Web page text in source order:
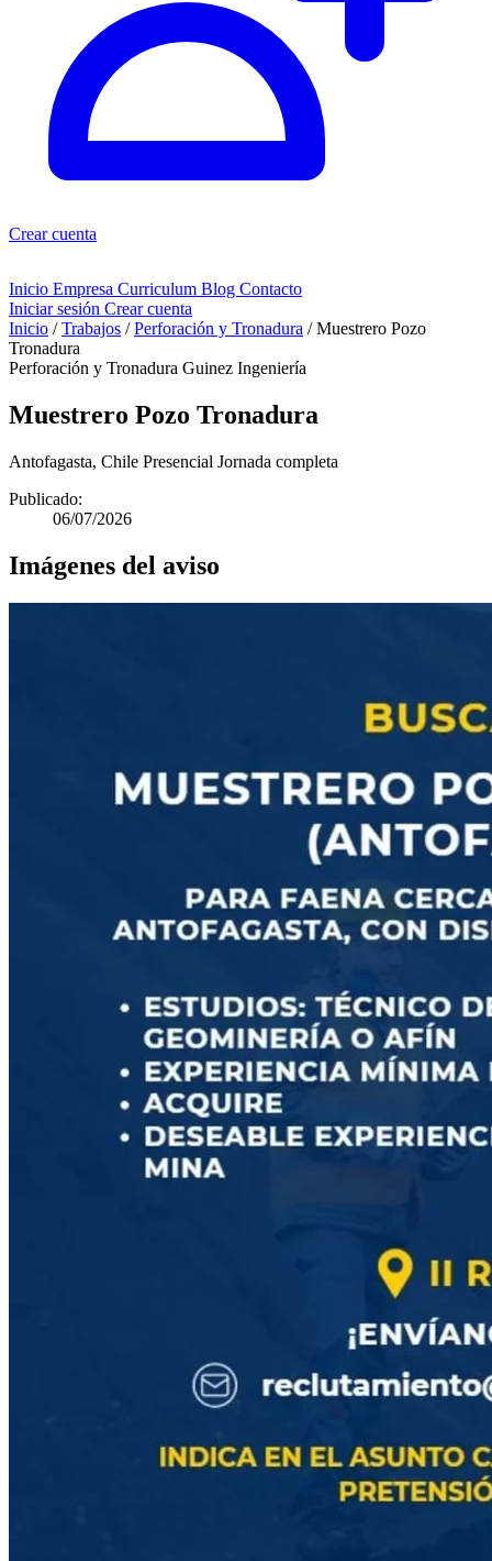
Crear cuenta
Inicio Empresa Curriculum Blog Contacto
Iniciar sesión Crear cuenta
Inicio / Trabajos / Perforación y Tronadura / Muestrero Pozo
Tronadura
Perforación y Tronadura Guinez Ingeniería
Muestrero Pozo Tronadura
Antofagasta, Chile Presencial Jornada completa
Publicado:
06/07/2026
Imágenes del aviso